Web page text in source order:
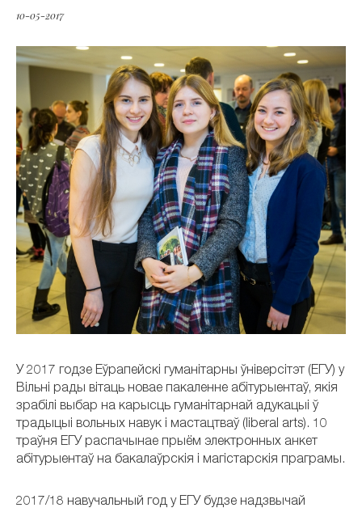
10-05-2017
У 2017 годзе Еўрапейскі гуманітарны ўніверсітэт (ЕГУ) у
Вільні рады вітаць новае пакаленне абітурыентаў, якія
зрабілі выбар на карысць гуманітарнай адукацыі ў
традыцыі вольных навук і мастацтваў (liberal arts). 10
траўня ЕГУ распачынае прыём электронных анкет
абітурыентаў на бакалаўрскія і магістарскія праграмы.
2017/18 навучальный год у ЕГУ будзе надзвычай